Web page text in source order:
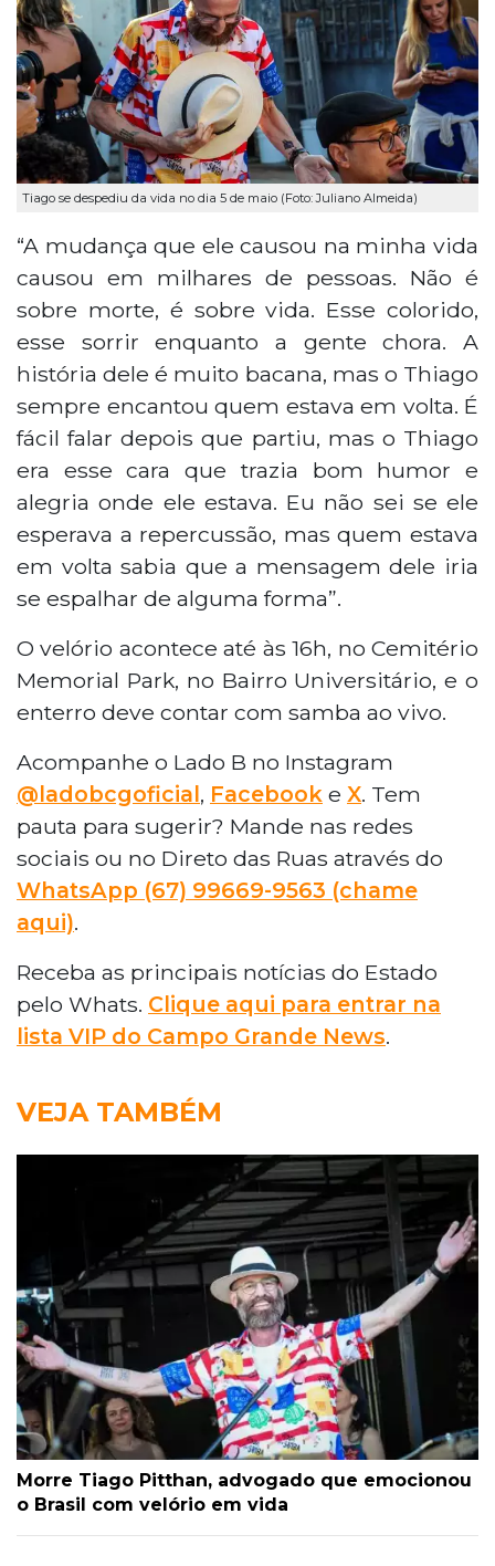
Tiago se despediu da vida no dia 5 de maio (Foto: Juliano Almeida)
“A mudança que ele causou na minha vida
causou em milhares de pessoas. Não é
sobre morte, é sobre vida. Esse colorido,
esse sorrir enquanto a gente chora. A
história dele é muito bacana, mas o Thiago
sempre encantou quem estava em volta. É
fácil falar depois que partiu, mas o Thiago
era esse cara que trazia bom humor e
alegria onde ele estava. Eu não sei se ele
esperava a repercussão, mas quem estava
em volta sabia que a mensagem dele iria
se espalhar de alguma forma”.
O velório acontece até às 16h, no Cemitério
Memorial Park, no Bairro Universitário, e o
enterro deve contar com samba ao vivo.
Acompanhe o Lado B no Instagram
@ladobcgoficial, Facebook e X. Tem
pauta para sugerir? Mande nas redes
sociais ou no Direto das Ruas através do
WhatsApp (67) 99669-9563 (chame
aqui).
Receba as principais notícias do Estado
pelo Whats. Clique aqui para entrar na
lista VIP do Campo Grande News.
VEJA TAMBÉM
Morre Tiago Pitthan, advogado que emocionou
o Brasil com velório em vida